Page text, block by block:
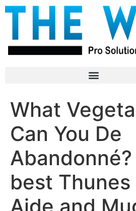
What
Can You De
best
Aide and